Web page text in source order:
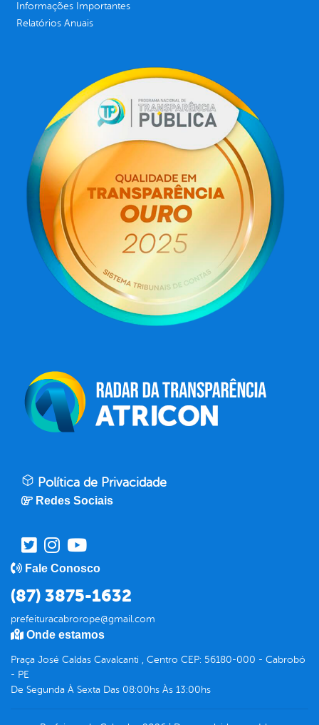
Informações Importantes
Relatórios Anuais
Política de Privacidade
Redes Sociais
Fale Conosco
(87) 3875-1632
prefeituracabrorope@gmail.com
Onde estamos
Praça José Caldas Cavalcanti , Centro CEP: 56180-000 - Cabrobó
- PE
De Segunda À Sexta Das 08:00hs Às 13:00hs